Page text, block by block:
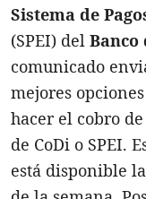
Sistema de
(SPEI) del Banco
comunicado
mejores
hacer el cobro
de CoDi o SPEI.
está disponible